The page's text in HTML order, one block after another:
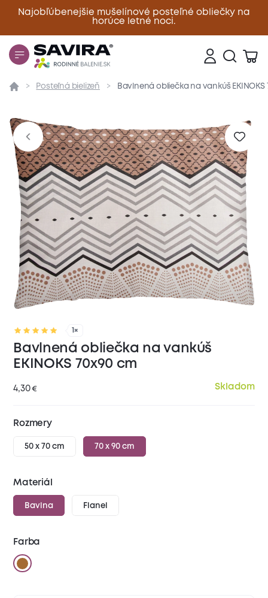
Najobľúbenejšie mušelínové posteľné obliečky na
horúce letné noci.
Zavrieť
Prehľad Parametre Popis produktu
Posteľná bielizeň Bavlnená obliečka na vankúš EKINOKS
1×
Bavlnená obliečka na vankúš
EKINOKS 70x90 cm
4,30€ Skladom
Rozmery
50 x 70 cm 70 x 90 cm
Materiál
Bavlna Flanel
Farba